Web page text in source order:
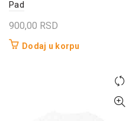
Pad
900,00 RSD
Dodaj u korpu